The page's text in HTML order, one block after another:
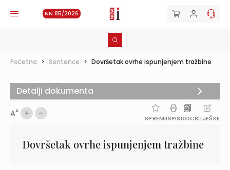
NN 85/2026
Početna > Sentence > Dovršetak ovrhe ispunjenjem tražbine
AA
SPREMIISPISDOCBILJEŠKE
Dovršetak ovrhe ispunjenjem tražbine
Detalji dokumenta